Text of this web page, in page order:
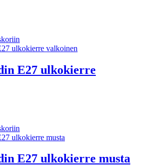
E27 ulkokierre
E27 ulkokierre musta